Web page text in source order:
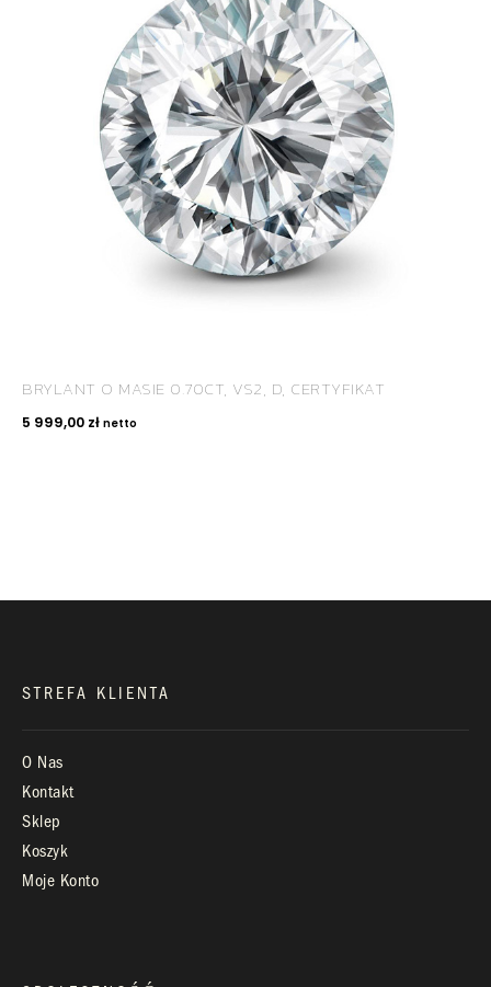
BRYLANT O MASIE 0.70CT, VS2, D, CERTYFIKAT
5 999,00 zł netto
ROYAL DIAMONDS
Diamenty | Biżuteria | Kamienie dla jubilerów
SALON SPRZEDAŻY
KONTAKT
STREFA KLIENTA
O Nas
Kontakt
Sklep
Koszyk
Moje Konto